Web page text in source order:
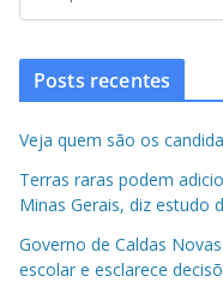
Posts recentes
Veja quem são os
Terras raras podem
Minas Gerais, diz estudo
Governo de Caldas
escolar e esclarece